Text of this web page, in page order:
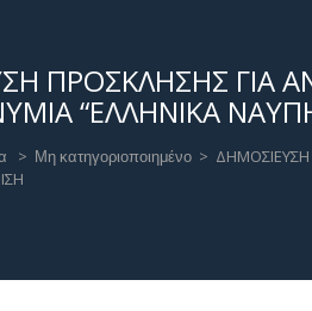
ΠΡΟΣΚΛΗΣΗΣ ΓΙΑ
“ΕΛΛΗΝΙΚΑ
> Μη κατηγοριοποιημένο > ΔΗΜΟΣΙΕΥΣΗ